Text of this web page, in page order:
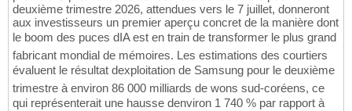
deuxième trimestre 2026, attendues vers le 7 juillet, donneront
aux investisseurs un premier aperçu concret de la manière dont
le boom des puces dIA est en train de transformer le plus grand
fabricant mondial de mémoires. Les estimations des courtiers
évaluent le résultat dexploitation de Samsung pour le deuxième
trimestre à environ 86 000 milliards de wons sud-coréens, ce
qui représenterait une hausse denviron 1 740 % par rapport à